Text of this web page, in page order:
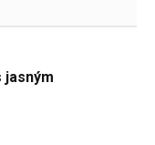
jasným